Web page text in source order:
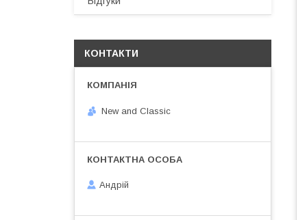
КОНТАКТИ
New and Classic
Андрій